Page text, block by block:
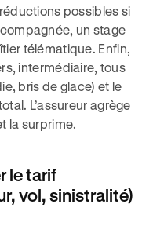
possibles si
un stage
télématique. Enfin,
intermédiaire, tous
bris de glace) et le
L’assureur agrège
la surprime.
le tarif
vol, sinistralité)